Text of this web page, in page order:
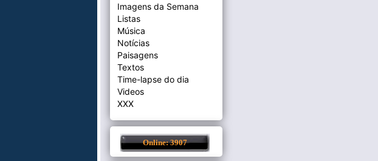
Imagens da Semana
Listas
Música
Notícias
Paisagens
Textos
Time-lapse do dia
Videos
XXX
Online: 3907